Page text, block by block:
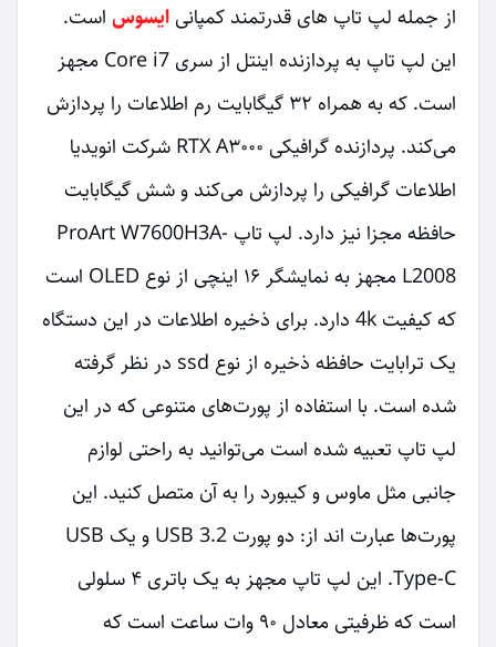
از جمله لپ تاپ های قدرتمند کمپانی ایسوس است.
این لپ تاپ به پردازنده اینتل از سری Core i7 مجهز
است. که به همراه ۳۲ گیگابایت رم اطلاعات را پردازش
می‌کند. پردازنده گرافیکی RTX A۳۰۰۰ شرکت انویدیا
اطلاعات گرافیکی را پردازش می‌کند و شش گیگابایت
حافظه مجزا نیز دارد. لپ تاپ ProArt W7600H3A-
L2008 مجهز به نمایشگر ۱۶ اینچی از نوع OLED است
که کیفیت 4k دارد. برای ذخیره اطلاعات در این دستگاه
یک ترابایت حافظه ذخیره از نوع ssd در نظر گرفته
شده است. با استفاده از پورت‌های متنوعی که در این
لپ تاپ تعبیه شده است می‌توانید به راحتی لوازم
جانبی مثل ماوس و کیبورد را به آن متصل کنید. این
پورت‌ها عبارت اند از: دو پورت USB 3.2 و یک USB
Type-C. این لپ تاپ مجهز به یک باتری ۴ سلولی
است که ظرفیتی معادل ۹۰ وات ساعت است که